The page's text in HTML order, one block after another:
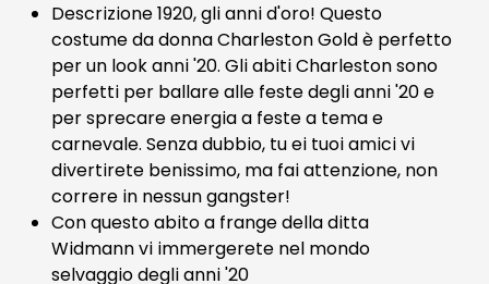
Descrizione 1920, gli anni d'oro! Questo
costume da donna Charleston Gold è perfetto
per un look anni '20. Gli abiti Charleston sono
perfetti per ballare alle feste degli anni '20 e
per sprecare energia a feste a tema e
carnevale. Senza dubbio, tu ei tuoi amici vi
divertirete benissimo, ma fai attenzione, non
correre in nessun gangster!
Con questo abito a frange della ditta
Widmann vi immergerete nel mondo
selvaggio degli anni '20